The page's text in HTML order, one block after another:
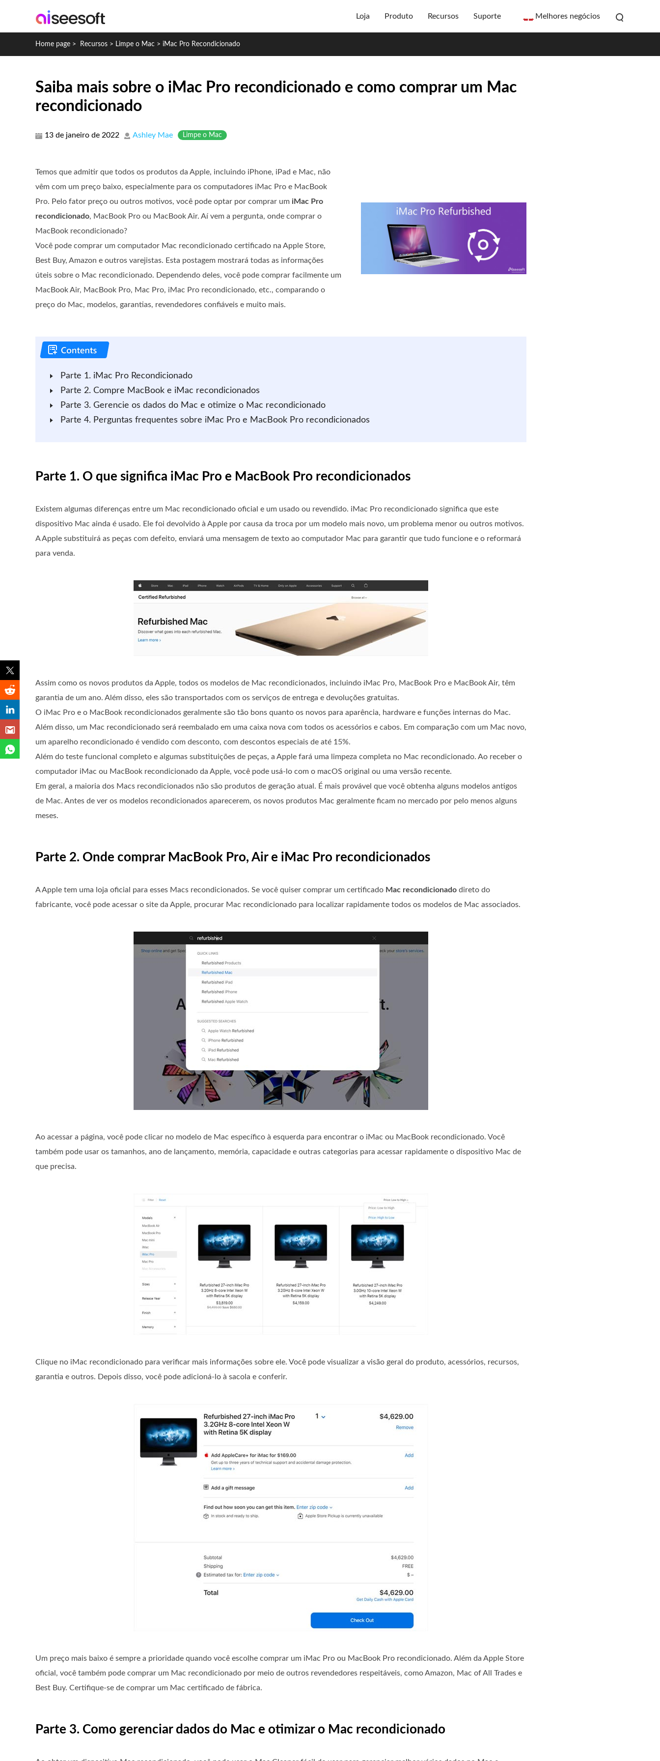
Loja Produto Recursos Suporte Melhores negócios
Home page > Recursos > Limpe o Mac > iMac Pro Recondicionado
Saiba mais sobre o iMac Pro recondicionado e como comprar um Mac
recondicionado
13 de janeiro de 2022 Ashley Mae Limpe o Mac
Temos que admitir que todos os produtos da Apple, incluindo iPhone, iPad e Mac, não
vêm com um preço baixo, especialmente para os computadores iMac Pro e MacBook
Pro. Pelo fator preço ou outros motivos, você pode optar por comprar um iMac Pro
recondicionado, MacBook Pro ou MacBook Air. Aí vem a pergunta, onde comprar o
MacBook recondicionado?
Você pode comprar um computador Mac recondicionado certificado na Apple Store,
Best Buy, Amazon e outros varejistas. Esta postagem mostrará todas as informações
úteis sobre o Mac recondicionado. Dependendo deles, você pode comprar facilmente um
MacBook Air, MacBook Pro, Mac Pro, iMac Pro recondicionado, etc., comparando o
preço do Mac, modelos, garantias, revendedores confiáveis ​​e muito mais.
Parte 1. iMac Pro Recondicionado
Parte 2. Compre MacBook e iMac recondicionados
Parte 3. Gerencie os dados do Mac e otimize o Mac recondicionado
Parte 4. Perguntas frequentes sobre iMac Pro e MacBook Pro recondicionados
Parte 1. O que significa iMac Pro e MacBook Pro recondicionados
Existem algumas diferenças entre um Mac recondicionado oficial e um usado ou revendido. iMac Pro recondicionado significa que este
dispositivo Mac ainda é usado. Ele foi devolvido à Apple por causa da troca por um modelo mais novo, um problema menor ou outros motivos.
A Apple substituirá as peças com defeito, enviará uma mensagem de texto ao computador Mac para garantir que tudo funcione e o reformará
para venda.
Assim como os novos produtos da Apple, todos os modelos de Mac recondicionados, incluindo iMac Pro, MacBook Pro e MacBook Air, têm
garantia de um ano. Além disso, eles são transportados com os serviços de entrega e devoluções gratuitas.
O iMac Pro e o MacBook recondicionados geralmente são tão bons quanto os novos para aparência, hardware e funções internas do Mac.
Além disso, um Mac recondicionado será reembalado em uma caixa nova com todos os acessórios e cabos. Em comparação com um Mac novo,
um aparelho recondicionado é vendido com desconto, com descontos especiais de até 15%.
Além do teste funcional completo e algumas substituições de peças, a Apple fará uma limpeza completa no Mac recondicionado. Ao receber o
computador iMac ou MacBook recondicionado da Apple, você pode usá-lo com o macOS original ou uma versão recente.
Em geral, a maioria dos Macs recondicionados não são produtos de geração atual. É mais provável que você obtenha alguns modelos antigos
de Mac. Antes de ver os modelos recondicionados aparecerem, os novos produtos Mac geralmente ficam no mercado por pelo menos alguns
meses.
Parte 2. Onde comprar MacBook Pro, Air e iMac Pro recondicionados
A Apple tem uma loja oficial para esses Macs recondicionados. Se você quiser comprar um certificado Mac recondicionado direto do
fabricante, você pode acessar o site da Apple, procurar Mac recondicionado para localizar rapidamente todos os modelos de Mac associados.
Ao acessar a página, você pode clicar no modelo de Mac específico à esquerda para encontrar o iMac ou MacBook recondicionado. Você
também pode usar os tamanhos, ano de lançamento, memória, capacidade e outras categorias para acessar rapidamente o dispositivo Mac de
que precisa.
Clique no iMac recondicionado para verificar mais informações sobre ele. Você pode visualizar a visão geral do produto, acessórios, recursos,
garantia e outros. Depois disso, você pode adicioná-lo à sacola e conferir.
Um preço mais baixo é sempre a prioridade quando você escolhe comprar um iMac Pro ou MacBook Pro recondicionado. Além da Apple Store
oficial, você também pode comprar um Mac recondicionado por meio de outros revendedores respeitáveis, como Amazon, Mac of All Trades e
Best Buy. Certifique-se de comprar um Mac certificado de fábrica.
Parte 3. Como gerenciar dados do Mac e otimizar o Mac recondicionado